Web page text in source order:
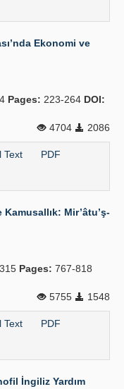
Ekonomi ve
Pages: 223-264 DOI:
4704
2086
Text PDF
Mir’âtu’ş-
Pages: 767-818
5755
1548
Text PDF
İngiliz Yardım